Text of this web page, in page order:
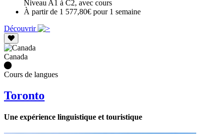
Niveau A1 à C2, avec cours
À partir de 1 577,80€ pour 1 semaine
Découvrir
Canada
Cours de langues
Toronto
Une expérience linguistique et touristique